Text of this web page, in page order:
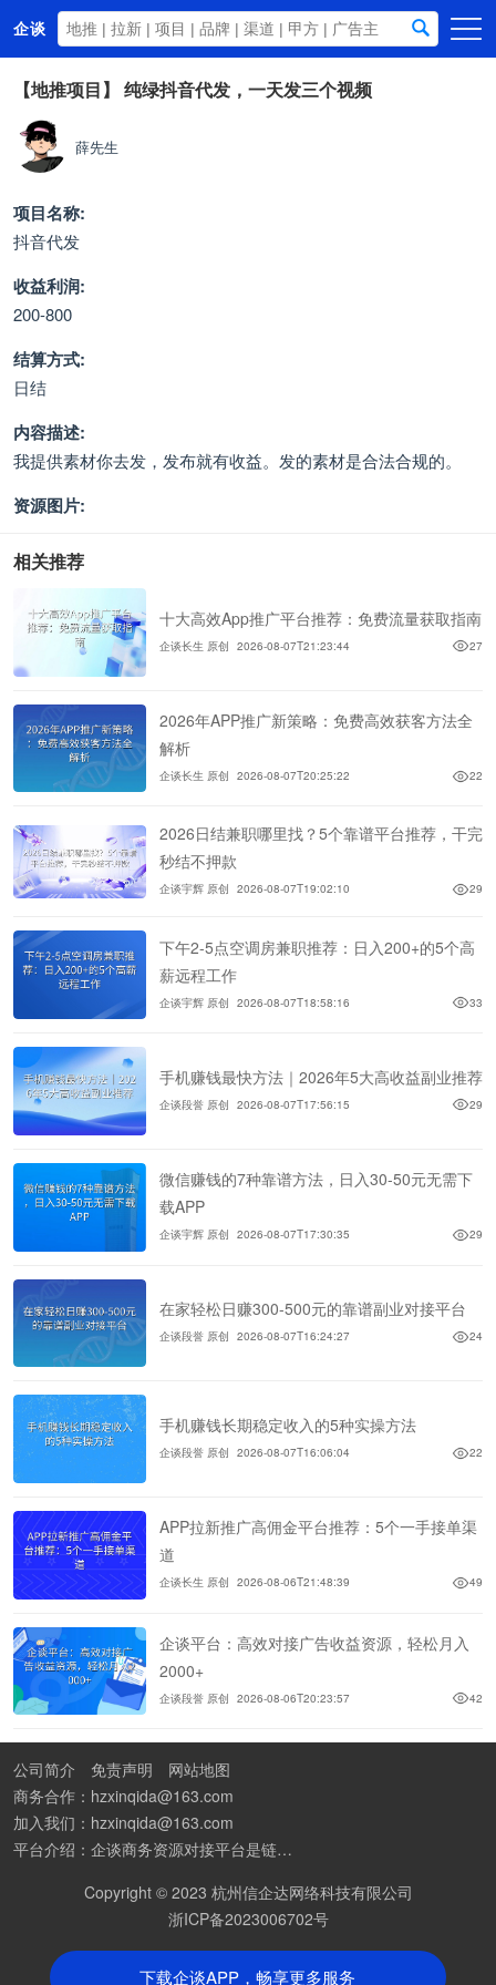
企谈
首页
商务资源
资讯动态
关于我们
【地推项目】 纯绿抖音代发，一天发三个视频
薛先生
项目名称:
抖音代发
收益利润:
200-800
结算方式:
日结
内容描述:
我提供素材你去发，发布就有收益。发的素材是合法合规的。
资源图片:
相关推荐
十大高效App推广平台推荐：免费流量获取指南
企谈长生 原创 2026-08-07T21:23:44 27
2026年APP推广新策略：免费高效获客方法全
解析
企谈长生 原创 2026-08-07T20:25:22 22
2026日结兼职哪里找？5个靠谱平台推荐，干完
秒结不押款
企谈宇辉 原创 2026-08-07T19:02:10 29
下午2-5点空调房兼职推荐：日入200+的5个高
薪远程工作
企谈宇辉 原创 2026-08-07T18:58:16 33
手机赚钱最快方法｜2026年5大高收益副业推荐
企谈段誉 原创 2026-08-07T17:56:15 29
微信赚钱的7种靠谱方法，日入30-50元无需下
载APP
企谈宇辉 原创 2026-08-07T17:30:35 29
在家轻松日赚300-500元的靠谱副业对接平台
企谈段誉 原创 2026-08-07T16:24:27 24
手机赚钱长期稳定收入的5种实操方法
企谈段誉 原创 2026-08-07T16:06:04 22
APP拉新推广高佣金平台推荐：5个一手接单渠
道
企谈长生 原创 2026-08-06T21:48:39 49
企谈平台：高效对接广告收益资源，轻松月入
2000+
企谈段誉 原创 2026-08-06T20:23:57 42
下载企谈APP，畅享更多服务
公司简介 免责声明
网站地图
商务合作：hzxinqida@163.com
加入我们：hzxinqida@163.com
平台介绍：企谈商务资源对接平台是链接资源人脉与客户的平台,也是地推app接任务平台、地推拉新团队接单平台。平台汇聚100W+商务资源，地推拉新、APP推广、BD异业合作等业务可免费发布。同时全国的地推团队和个人都可在地推接单平台找到赚钱项目和分享交流地推问题。
Copyright © 2023 杭州信企达网络科技有限公司
浙ICP备2023006702号